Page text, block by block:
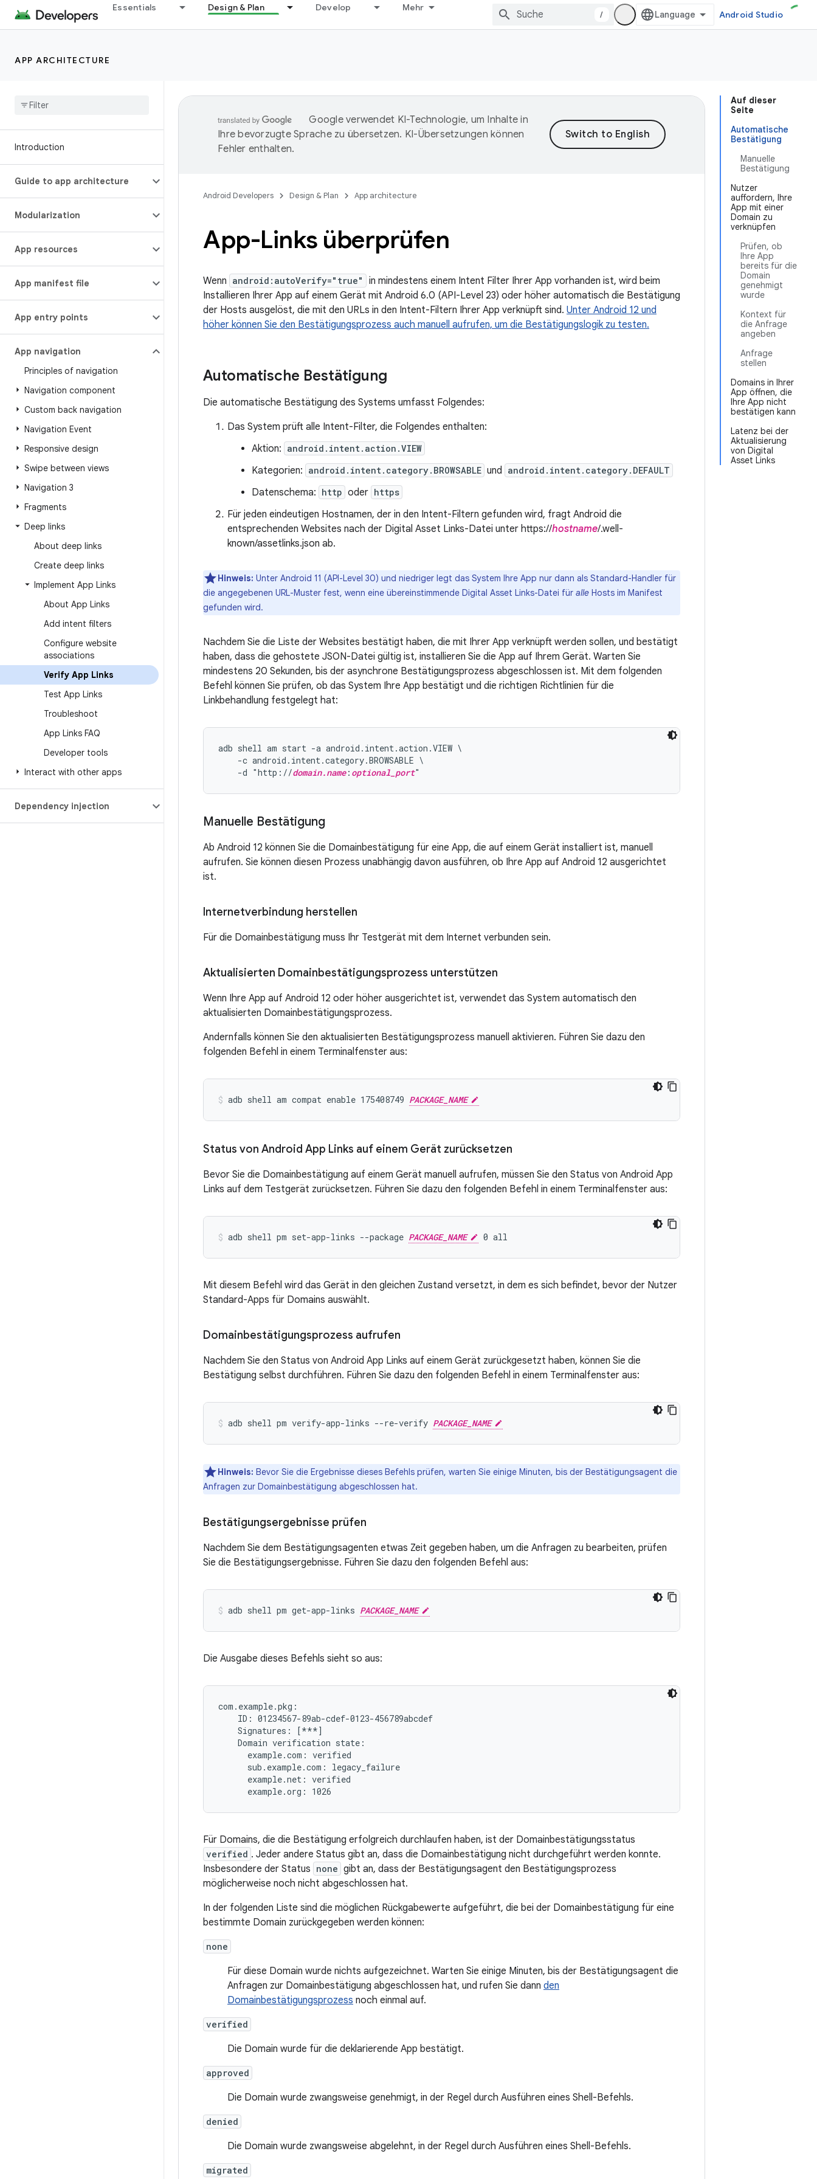
Essentials Design & Plan Develop Mehr
/ Android Studio
APP ARCHITECTURE
Introduction
Guide to app architecture
Modularization
App resources
App manifest file
App entry points
App navigation
Principles of navigation
Navigation component
Custom back navigation
Navigation Event
Responsive design
Swipe between views
Navigation 3
Fragments
Deep links
About deep links
Create deep links
Implement App Links
About App Links
Add intent filters
Configure website
associations
Verify App Links
Test App Links
Troubleshoot
App Links FAQ
Developer tools
Interact with other apps
Dependency injection
Auf dieser
Seite
Automatische
Bestätigung
Manuelle
Bestätigung
Nutzer
auffordern, Ihre
App mit einer
Domain zu
verknüpfen
Prüfen, ob
Ihre App
bereits für die
Domain
genehmigt
wurde
Kontext für
die Anfrage
angeben
Anfrage
stellen
Domains in Ihrer
App öffnen, die
Ihre App nicht
bestätigen kann
Latenz bei der
Aktualisierung
von Digital
Asset Links
Google verwendet KI-Technologie, um Inhalte in
Ihre bevorzugte Sprache zu übersetzen. KI-Übersetzungen können
Fehler enthalten.
Android Developers Design & Plan App architecture
App-Links überprüfen
Wenn android:autoVerify="true"
in mindestens einem Intent Filter Ihrer App vorhanden ist, wird beim
Installieren Ihrer App auf einem Gerät mit Android 6.0 (API-Level 23) oder höher automatisch die Bestätigung
der Hosts ausgelöst, die mit den URLs in den Intent-Filtern Ihrer App verknüpft sind. Unter Android 12 und
höher können Sie den Bestätigungsprozess auch manuell aufrufen, um die Bestätigungslogik zu testen.
Automatische Bestätigung
Die automatische Bestätigung des Systems umfasst Folgendes:
Das System prüft alle Intent-Filter, die Folgendes enthalten:
Aktion: android.intent.action.VIEW
Kategorien: android.intent.category.BROWSABLE und android.intent.category.DEFAULT
Datenschema: http oder https
Für jeden eindeutigen Hostnamen, der in den Intent-Filtern gefunden wird, fragt Android die
entsprechenden Websites nach der Digital Asset Links-Datei unter https://hostname/.well-
known/assetlinks.json ab.
Hinweis: Unter Android 11 (API-Level 30) und niedriger legt das System Ihre App nur dann als Standard-Handler für
die angegebenen URL-Muster fest, wenn eine übereinstimmende Digital Asset Links-Datei für alle Hosts im Manifest
gefunden wird.
Nachdem Sie die Liste der Websites bestätigt haben, die mit Ihrer App verknüpft werden sollen, und bestätigt
haben, dass die gehostete JSON-Datei gültig ist, installieren Sie die App auf Ihrem Gerät. Warten Sie
mindestens 20 Sekunden, bis der asynchrone Bestätigungsprozess abgeschlossen ist. Mit dem folgenden
Befehl können Sie prüfen, ob das System Ihre App bestätigt und die richtigen Richtlinien für die
Linkbehandlung festgelegt hat:
adb shell am start -a android.intent.action.VIEW \
    -c android.intent.category.BROWSABLE \
    -d "http://
domain.name: optional_port
Manuelle Bestätigung
Ab Android 12 können Sie die Domainbestätigung für eine App, die auf einem Gerät installiert ist, manuell
aufrufen. Sie können diesen Prozess unabhängig davon ausführen, ob Ihre App auf Android 12 ausgerichtet
ist.
Internetverbindung herstellen
Für die Domainbestätigung muss Ihr Testgerät mit dem Internet verbunden sein.
Aktualisierten Domainbestätigungsprozess unterstützen
Wenn Ihre App auf Android 12 oder höher ausgerichtet ist, verwendet das System automatisch den
aktualisierten Domainbestätigungsprozess.
Andernfalls können Sie den aktualisierten Bestätigungsprozess manuell aktivieren. Führen Sie dazu den
folgenden Befehl in einem Terminalfenster aus:
adb shell am compat enable 175408749 PACKAGE_NAME
Status von Android App Links auf einem Gerät zurücksetzen
Bevor Sie die Domainbestätigung auf einem Gerät manuell aufrufen, müssen Sie den Status von Android App
Links auf dem Testgerät zurücksetzen. Führen Sie dazu den folgenden Befehl in einem Terminalfenster aus:
adb shell pm set-app-links --package PACKAGE_NAME
Mit diesem Befehl wird das Gerät in den gleichen Zustand versetzt, in dem es sich befindet, bevor der Nutzer
Standard-Apps für Domains auswählt.
Domainbestätigungsprozess aufrufen
Nachdem Sie den Status von Android App Links auf einem Gerät zurückgesetzt haben, können Sie die
Bestätigung selbst durchführen. Führen Sie dazu den folgenden Befehl in einem Terminalfenster aus:
adb shell pm verify-app-links --re-verify PACKAGE_NAME
Hinweis: Bevor Sie die Ergebnisse dieses Befehls prüfen, warten Sie einige Minuten, bis der Bestätigungsagent die
Anfragen zur Domainbestätigung abgeschlossen hat.
Bestätigungsergebnisse prüfen
Nachdem Sie dem Bestätigungsagenten etwas Zeit gegeben haben, um die Anfragen zu bearbeiten, prüfen
Sie die Bestätigungsergebnisse. Führen Sie dazu den folgenden Befehl aus:
adb shell pm get-app-links PACKAGE_NAME
Die Ausgabe dieses Befehls sieht so aus:
com.example.pkg:
    ID: 01234567-89ab-cdef-0123-456789abcdef
    Signatures: [***]
    Domain verification state:
      example.com: verified
      sub.example.com: legacy_failure
      example.net: verified
Für Domains, die die Bestätigung erfolgreich durchlaufen haben, ist der Domainbestätigungsstatus
verified . Jeder andere Status gibt an, dass die Domainbestätigung nicht durchgeführt werden konnte.
Insbesondere der Status none gibt an, dass der Bestätigungsagent den Bestätigungsprozess
möglicherweise noch nicht abgeschlossen hat.
In der folgenden Liste sind die möglichen Rückgabewerte aufgeführt, die bei der Domainbestätigung für eine
bestimmte Domain zurückgegeben werden können:
none
Für diese Domain wurde nichts aufgezeichnet. Warten Sie einige Minuten, bis der Bestätigungsagent die
Anfragen zur Domainbestätigung abgeschlossen hat, und rufen Sie dann den
Domainbestätigungsprozess noch einmal auf.
verified
Die Domain wurde für die deklarierende App bestätigt.
approved
Die Domain wurde zwangsweise genehmigt, in der Regel durch Ausführen eines Shell-Befehls.
denied
Die Domain wurde zwangsweise abgelehnt, in der Regel durch Ausführen eines Shell-Befehls.
migrated